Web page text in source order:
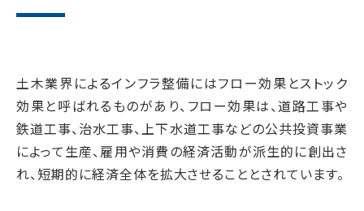
土木業界によるインフラ整備にはフロー効果とストック
効果と呼ばれるものがあり、フロー効果は、道路工事や
鉄道工事、治水工事、上下水道工事などの公共投資事業
によって生産、雇用や消費の経済活動が派生的に創出さ
れ、短期的に経済全体を拡大させることとされています。